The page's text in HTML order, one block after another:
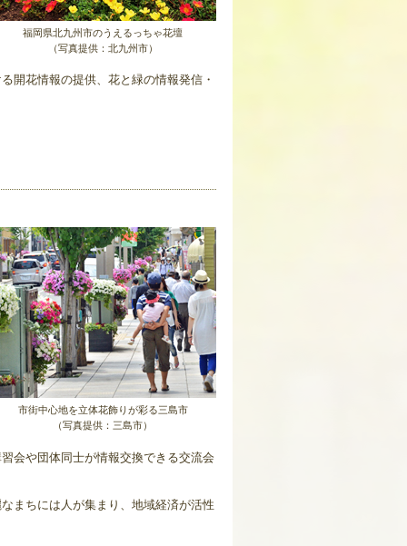
福岡県北九州市のうえるっちゃ花壇
（写真提供：北九州市）
開花情報の提供、花と緑の情報発信・
市街中心地を立体花飾りが彩る三島市
（写真提供：三島市）
会や団体同士が情報交換できる交流会
まちには人が集まり、地域経済が活性